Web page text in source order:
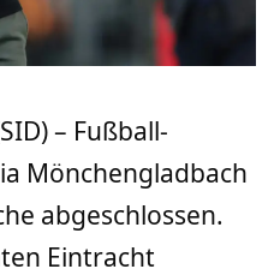
– Fußball-
Mönchengladbach
abgeschlossen.
Eintracht